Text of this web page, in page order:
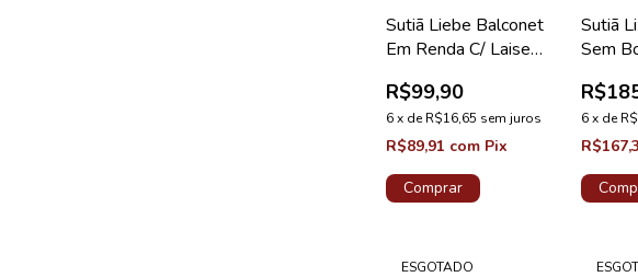
Sutiã Liebe Balconet
Em Renda C/ Laise
R$99,90
6 x deR$16,65 sem juros
R$89,91 com Pix
Comprar
Sutiã
Sem
Silver
6 x de
ESGOTADO